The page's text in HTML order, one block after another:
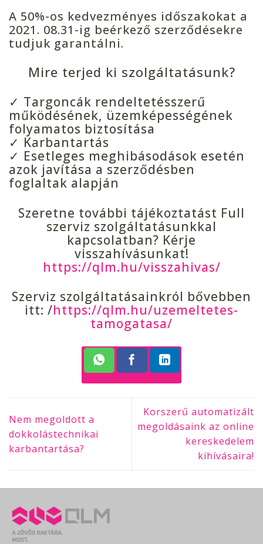
A 50%-os kedvezményes időszakokat a
2021. 08.31-ig beérkező szerződésekre
tudjuk garantálni.
Mire terjed ki szolgáltatásunk?
✓ Targoncák rendeltetésszerű
működésének, üzemképességének
folyamatos biztosítása
✓ Karbantartás
✓ Esetleges meghibásodások esetén
azok javítása a szerződésben
foglaltak alapján
Szeretne további tájékoztatást Full
szerviz szolgáltatásunkkal
kapcsolatban? Kérje
visszahívásunkat!
https://qlm.hu/visszahivas/
Szerviz szolgáltatásainkról bővebben
itt: /https://qlm.hu/uzemeltetes-
tamogatasa/
Nem megoldott a
dokkolástechnikai
karbantartása?
Korszerű automatizált
megoldásaink az online
kereskedelem
kihívásaira!